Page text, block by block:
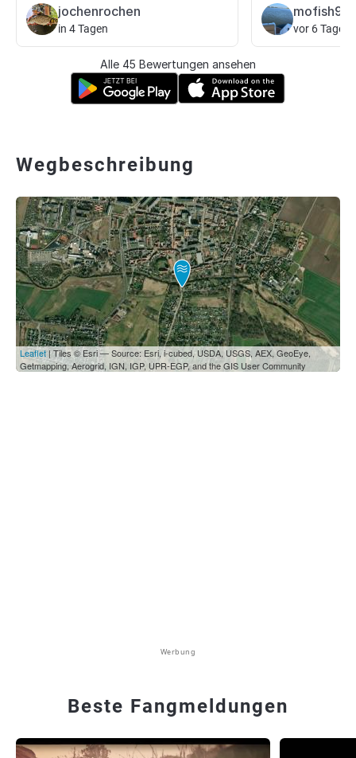
jochenrochen
in 4 Tagen
mofish99
vor 6 Tagen
Alle 45 Bewertungen ansehen
Wegbeschreibung
Leaflet| Tiles © Esri — Source: Esri, i-cubed, USDA, USGS, AEX, GeoEye,
Getmapping, Aerogrid, IGN, IGP, UPR-EGP, and the GIS User Community
Werbung
Beste Fangmeldungen